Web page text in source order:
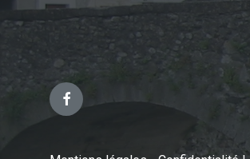
Facebook